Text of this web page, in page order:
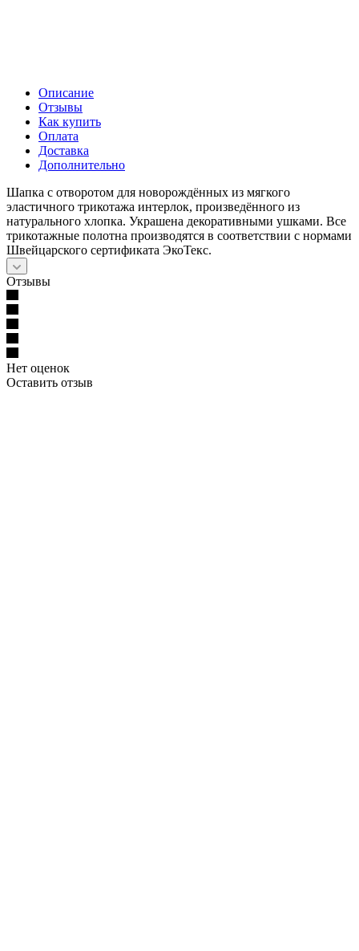
Описание
Отзывы
Как купить
Оплата
Доставка
Дополнительно
Шапка с отворотом для новорождённых из мягкого
эластичного трикотажа интерлок, произведённого из
натурального хлопка. Украшена декоративными ушками. Все
трикотажные полотна производятся в соответствии с нормами
Швейцарского сертификата ЭкоТекс.
Отзывы
Нет оценок
Оставить отзыв